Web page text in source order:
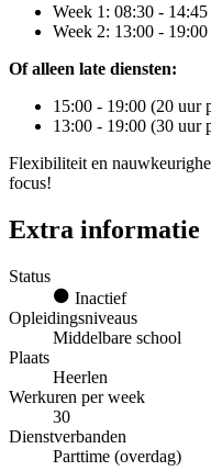
Week 1: 08:30 -
Week 2: 13:00 - 19:00
Of alleen late diensten:
15:00 - 19:00 (20 uur
13:00 - 19:00 (30 uur
Flexibiliteit en
focus!
Extra informatie
Status
Inactief
Opleidingsniveaus
Middelbare school
Plaats
Heerlen
Werkuren per week
30
Dienstverbanden
Parttime (overdag)